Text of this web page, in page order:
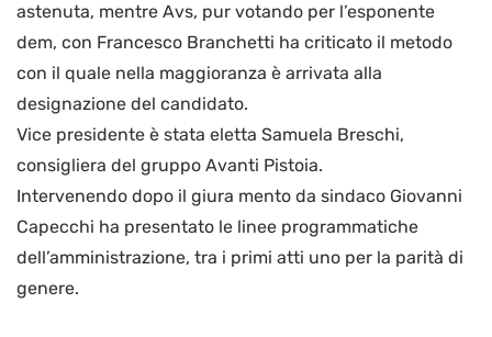
astenuta, mentre Avs, pur votando per l’esponente
dem, con Francesco Branchetti ha criticato il metodo
con il quale nella maggioranza è arrivata alla
designazione del candidato.
Vice presidente è stata eletta Samuela Breschi,
consigliera del gruppo Avanti Pistoia.
Intervenendo dopo il giura mento da sindaco Giovanni
Capecchi ha presentato le linee programmatiche
dell’amministrazione, tra i primi atti uno per la parità di
genere.